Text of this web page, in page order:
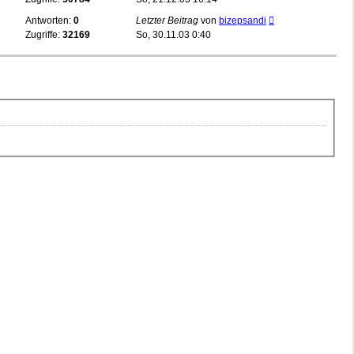
Antworten: 0
Zugriffe: 32169
Letzter Beitrag von bizepsandi
So, 30.11.03 0:40